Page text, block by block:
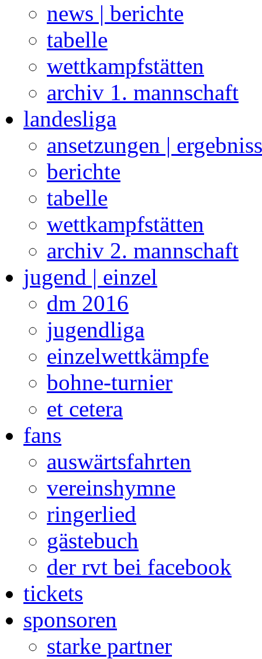
news | berichte
tabelle
wettkampfstätten
archiv 1. mannschaft
landesliga
ansetzungen |
berichte
tabelle
wettkampfstätten
archiv 2. mannschaft
jugend | einzel
dm 2016
jugendliga
einzelwettkämpfe
bohne-turnier
et cetera
fans
auswärtsfahrten
vereinshymne
ringerlied
gästebuch
der rvt bei facebook
tickets
sponsoren
starke partner